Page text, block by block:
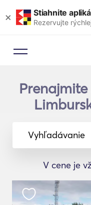
× Stiahnite
Rezervujte
Vyhľadávanie
V cene je